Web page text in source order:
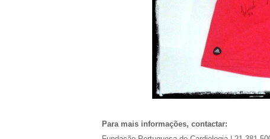
Para mais informações, contactar: